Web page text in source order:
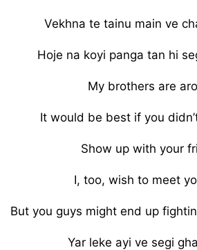
Vekhna te tainu main ve
Hoje na koyi panga tan hi
My brothers are
It would be best if you
Show up with your
I, too, wish to meet
But you guys might end up
Yar leke ayi ve segi